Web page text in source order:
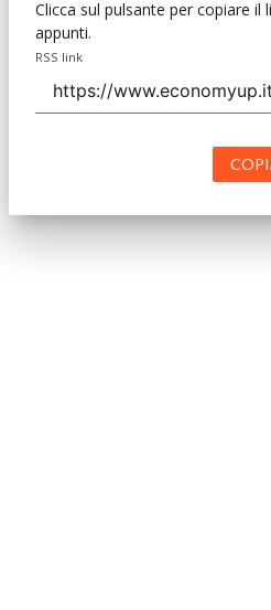
Clicca sul pulsante per copiare il
appunti.
RSS link